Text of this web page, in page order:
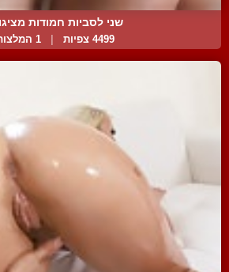
שני לסביות חמודות
4499 צפיות 1 המלצות